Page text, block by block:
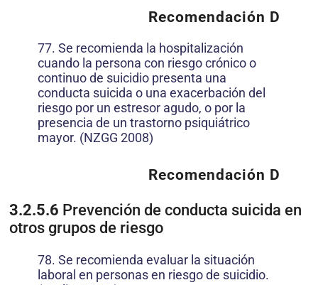
Recomendación D
77. Se recomienda la hospitalización
cuando la persona con riesgo crónico o
continuo de suicidio presenta una
conducta suicida o una exacerbación del
riesgo por un estresor agudo, o por la
presencia de un trastorno psiquiátrico
mayor. (NZGG 2008)
Recomendación D
3.2.5.6 Prevención de conducta suicida en
otros grupos de riesgo
78. Se recomienda evaluar la situación
laboral en personas en riesgo de suicidio.